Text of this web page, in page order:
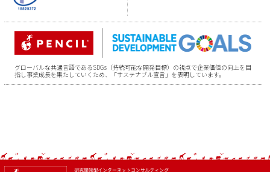
グローバルな共通言語であるSDGs（持続可能な開発目標）の視点で企業価値の向上を目
指し事業成長を果たしていくため、「サステナブル宣言」を表明しています。